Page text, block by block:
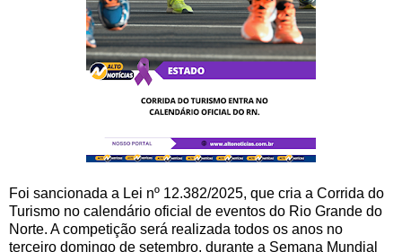
Foi sancionada a Lei nº 12.382/2025, que cria a Corrida do
Turismo no calendário oficial de eventos do Rio Grande do
Norte. A competição será realizada todos os anos no
terceiro domingo de setembro, durante a Semana Mundial